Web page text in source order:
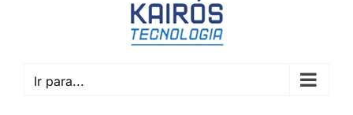
Ir para...